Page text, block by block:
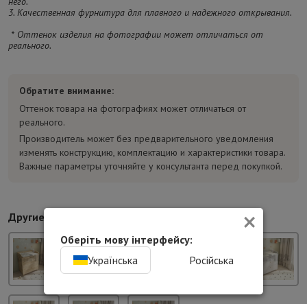
3. Качественная фурнитура для плавного и надежного открывания.
* Оттенок изделия на фотографии может отличаться от
реального.
Обратите внимание:
Оттенок товара на фотографиях может отличаться от
реального.
Производитель может без предварительного уведомления
изменять конструкцию, комплектацию и характеристики товара.
Важные параметры уточняйте у консультанта перед покупкой.
Другие цвета: ×
Оберіть мову інтерфейсу:
Українська
Російська